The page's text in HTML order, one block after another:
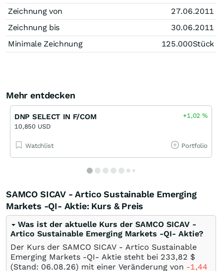
Zeichnung von
27.06.2011
Zeichnung bis
30.06.2011
Minimale Zeichnung
125.000Stück
Mehr entdecken
DNP SELECT IN F/COM
10,850 USD
+1,02%
Watchlist Portfolio
SAMCO SICAV - Artico Sustainable Emerging
Markets -QI- Aktie: Kurs & Preis
Was ist der aktuelle Kurs der SAMCO SICAV -
Artico Sustainable Emerging Markets -QI- Aktie?
Der Kurs der SAMCO SICAV - Artico Sustainable
Emerging Markets -QI- Aktie steht bei 233,82 $
(Stand: 06.08.26) mit einer Veränderung von -1,44